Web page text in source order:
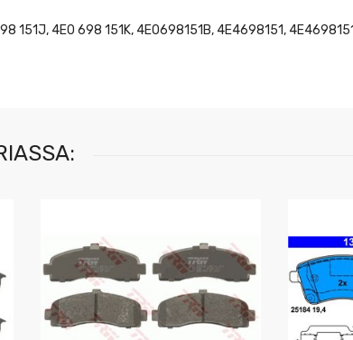
151J, 4E0 698 151K, 4E0698151B, 4E4698151,